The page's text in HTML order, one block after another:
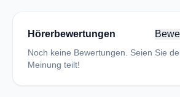
Hörerbewertungen
Noch keine Bewertungen. Seien Sie
Meinung teilt!